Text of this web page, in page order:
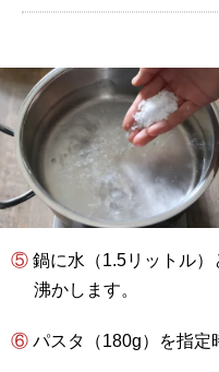
⑤ 鍋に水（1.5リットル）と塩（12g：大さじ4/5）を入れて
沸かします。
⑥ パスタ（180g）を指